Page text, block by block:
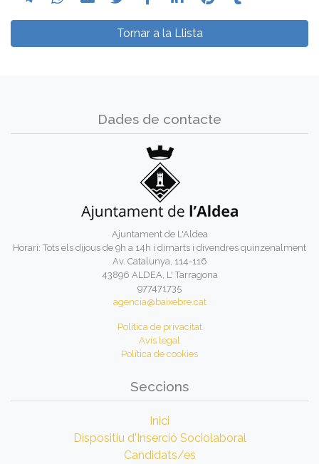
Tornar a la Llista
Dades de contacte
Ajuntament de L'Aldea
Horari: Tots els dijous de 9h a 14h i dimarts i divendres quinzenalment
Av. Catalunya, 114-116
43896 ALDEA, L' Tarragona
977471735
agencia@baixebre.cat
Política de privacitat
Avís legal
Política de cookies
Seccions
Inici
Dispositiu d'Inserció Sociolaboral
Candidats/es